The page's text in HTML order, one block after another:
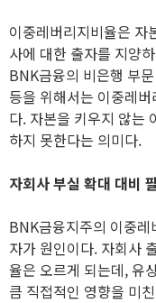
이중레버리지비율은 자
사에 대한 출자를 지양
BNK금융의 비은행 부
등을 위해서는 이중레
다. 자본을 키우지 않는
하지 못한다는 의미다.
자회사 부실 확대 대비
BNK금융지주의 이중
자가 원인이다. 자회사
율은 오르게 되는데, 유
큼 직접적인 영향을 미